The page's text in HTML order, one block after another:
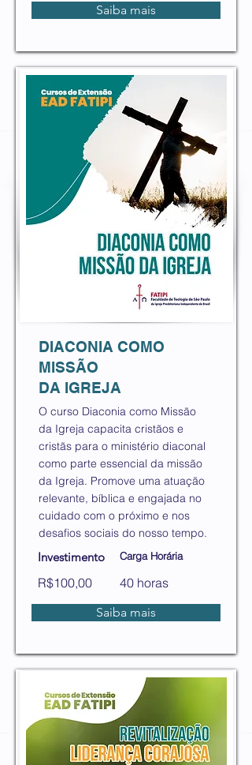
Saiba mais
DIACONIA COMO
MISSÃO
DA IGREJA
O curso Diaconia como Missão
da Igreja capacita cristãos e
cristãs para o ministério diaconal
como parte essencial da missão
da Igreja. Promove uma atuação
relevante, bíblica e engajada no
cuidado com o próximo e nos
desafios sociais do nosso tempo.
Investimento
R$100,00
Carga Horária
40 horas
Saiba mais